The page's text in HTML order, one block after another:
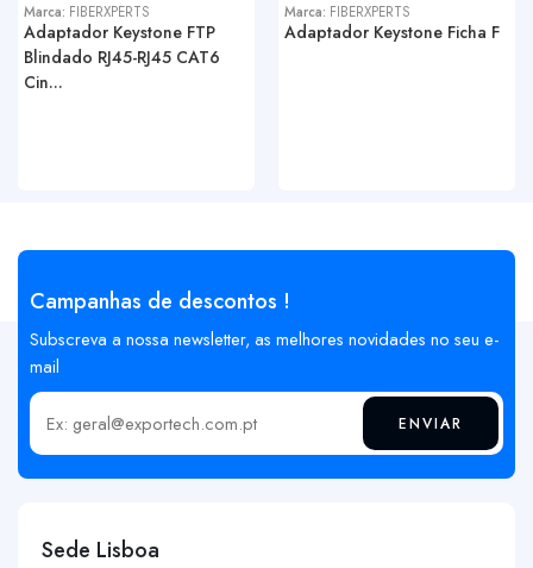
Marca: FIBERXPERTS
Adaptador Keystone FTP
Blindado RJ45-RJ45 CAT6
Cin...
Marca: FIBERXPERTS
Adaptador Keystone Ficha F
Campanhas de descontos !
Subscreva a nossa newsletter, as melhores novidades no seu e-
mail
Insira o seu email ENVIAR
Sede Lisboa